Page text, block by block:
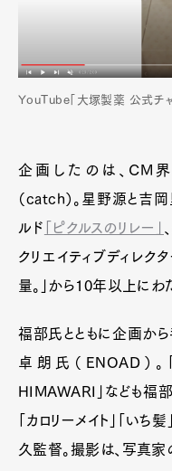
YouTube「大塚製薬 公式チャ
企画したのは、CM
（catch）。星野源と吉
ルド
「ピクルスのリレー」
クリエイティブディレク
量。」から10年以上にわ
福部氏とともに企画から
卓朗氏（ENOAD）
HIMAWARI」なども福
「カロリーメイト」「い
久監督。撮影は、写真